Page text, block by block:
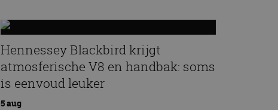
Hennessey Blackbird krijgt
atmosferische V8 en handbak: soms
is eenvoud leuker
5 aug